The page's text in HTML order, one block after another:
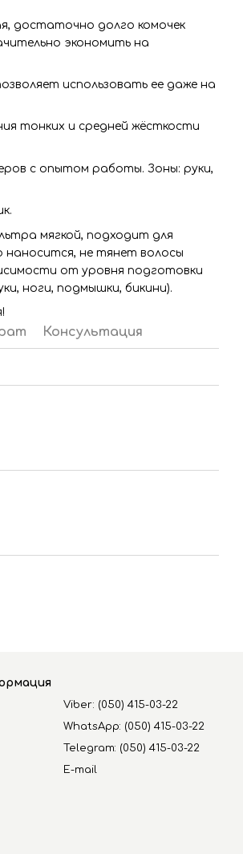
достаточно долго комочек
экономить на
использовать ее даже на
тонких и средней жёсткости
с опытом работы. Зоны: руки,
мягкой, подходит для
не тянет волосы
от уровня подготовки
ноги, подмышки, бикини).
Консультация
Viber: (050) 415-03-22
WhatsApp: (050) 415-03-22
Telegram: (050) 415-03-22
E-mail